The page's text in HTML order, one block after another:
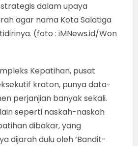
dalam upaya
agar nama Kota Salatiga
(foto : iMNews.id/Won
Kepatihan, pusat
kraton, punya data-
perjanjian banyak sekali.
seperti naskah-naskah
dibakar, yang
dijarah dulu oleh ‘Bandit-